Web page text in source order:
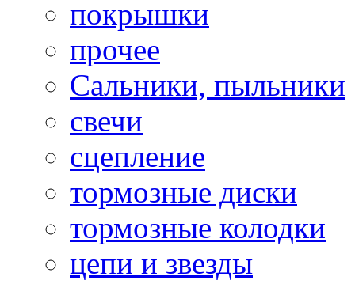
покрышки
прочее
Сальники, пыльники
свечи
сцепление
тормозные диски
тормозные колодки
цепи и звезды